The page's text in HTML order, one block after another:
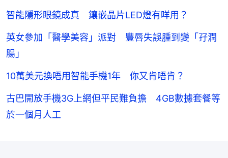
智能隱形眼鏡成真 鑲嵌晶片LED燈有咩用？
英女參加「醫學美容」派對 豐唇失誤腫到變「孖潤
腸」
10萬美元換唔用智能手機1年 你又肯唔肯？
古巴開放手機3G上網但平民難負擔 4GB數據套餐等
於一個月人工